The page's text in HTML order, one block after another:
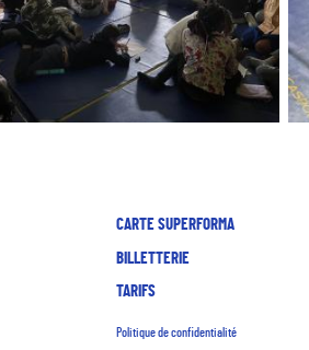
CARTE SUPERFORMA
BILLETTERIE
TARIFS
Politique de confidentialité